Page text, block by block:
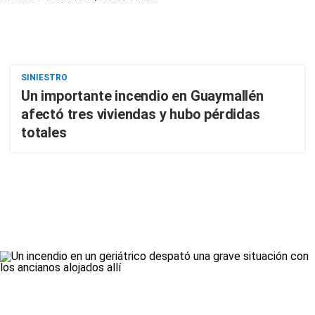
SINIESTRO
Un importante incendio en Guaymallén
afectó tres viviendas y hubo pérdidas
totales